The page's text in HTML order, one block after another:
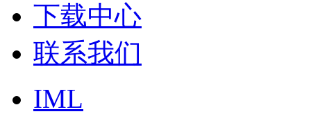
下载中心
联系我们
IML